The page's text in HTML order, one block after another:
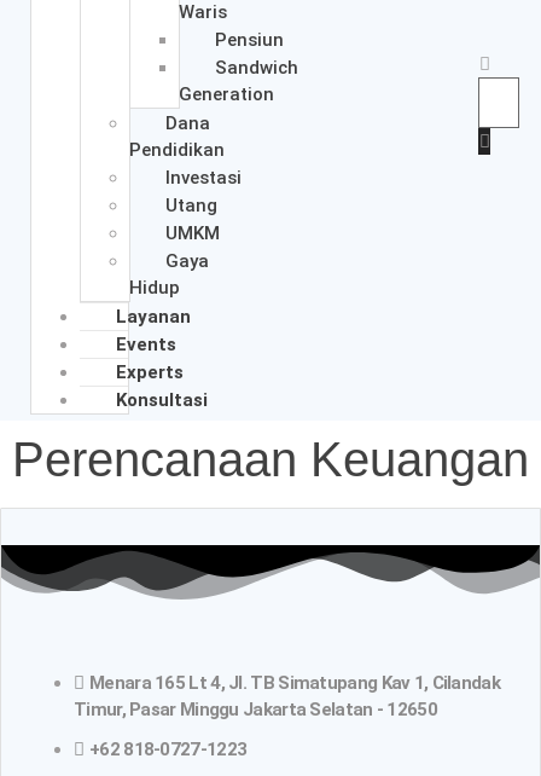
Waris
Pensiun
Sandwich
Generation
Dana
Pendidikan
Investasi
Utang
UMKM
Gaya
Hidup
Layanan
Events
Experts
Konsultasi
Perencanaan Keuangan
Menara 165 Lt 4, Jl. TB Simatupang Kav 1, Cilandak
Timur, Pasar Minggu Jakarta Selatan - 12650
+62 818-0727-1223